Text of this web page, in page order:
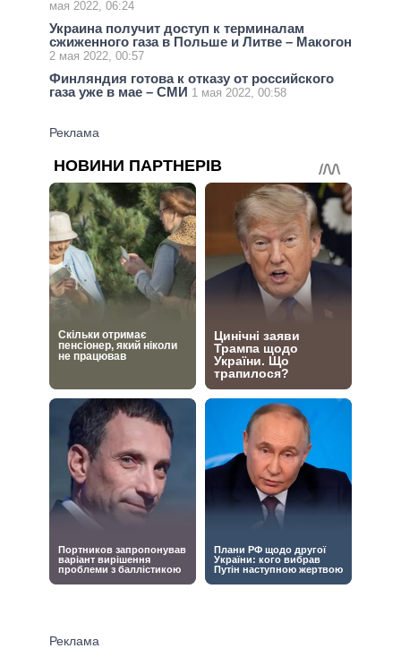
мая 2022, 06:24
Украина получит доступ к терминалам
сжиженного газа в Польше и Литве – Макогон
2 мая 2022, 00:57
Финляндия готова к отказу от российского
газа уже в мае – СМИ 1 мая 2022, 00:58